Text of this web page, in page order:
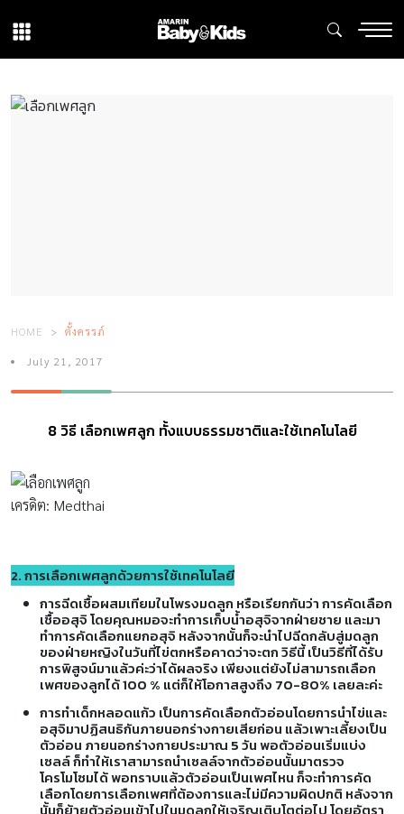
HOME ตั้งครรภ์
July 21, 2017
8 วิธี เลือกเพศลูก ทั้งแบบธรรมชาติและใช้เทคโนโลยี
เครดิต: Medthai
2. การเลือกเพศลูกด้วยการใช้เทคโนโลยี
การฉีดเชื้อผสมเทียมในโพรงมดลูก หรือเรียกกันว่า การคัดเลือก
เชื้ออสุจิ โดยคุณหมอจะทำการเก็บน้ำอสุจิจากฝ่ายชาย และมา
ทำการคัดเลือกแยกอสุจิ หลังจากนั้นก็จะนำไปฉีดกลับสู่มดลูก
ของฝ่ายหญิงในวันที่ไข่ตกหรือคาดว่าจะตก วิธีนี้ เป็นวิธีที่ได้รับ
การพิสูจน์มาแล้วค่ะว่าได้ผลจริง เพียงแต่ยังไม่สามารถเลือก
เพศของลูกได้ 100 % แต่ก็ให้โอกาสสูงถึง 70-80% เลยละค่ะ
การทำเด็กหลอดแก้ว เป็นการคัดเลือกตัวอ่อนโดยการนำไข่และ
อสุจิมาปฏิสนธิกันภายนอกร่างกายเสียก่อน แล้วเพาะเลี้ยงเป็น
ตัวอ่อน ภายนอกร่างกายประมาณ 5 วัน พอตัวอ่อนเริ่มแบ่ง
เซลล์ ก็ทำให้เราสามารถนำเซลล์จากตัวอ่อนนั้นมาตรวจ
โครโมโซมได้ พอทราบแล้วตัวอ่อนเป็นเพศไหน ก็จะทำการคัด
เลือกโดยการเลือกเพศที่ต้องการและไม่มีความผิดปกติ หลังจาก